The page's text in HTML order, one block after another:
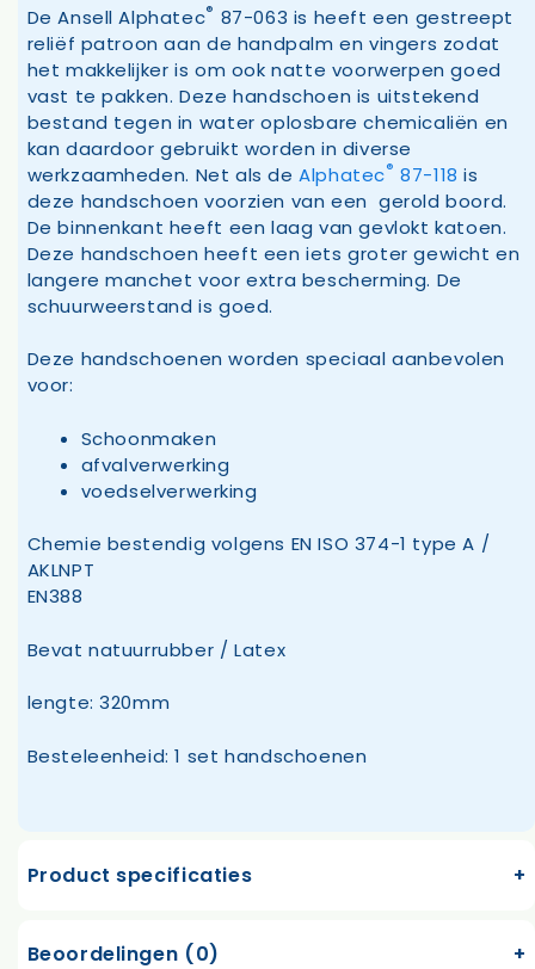
De Ansell Alphatec® 87-063 is heeft een gestreept
reliëf patroon aan de handpalm en vingers zodat
het makkelijker is om ook natte voorwerpen goed
vast te pakken. Deze handschoen is uitstekend
bestand tegen in water oplosbare chemicaliën en
kan daardoor gebruikt worden in diverse
werkzaamheden. Net als deAlphatec® 87-118 is
deze handschoen voorzien van een gerold boord.
De binnenkant heeft een laag van gevlokt katoen.
Deze handschoen heeft een iets groter gewicht en
langere manchet voor extra bescherming. De
schuurweerstand is goed.
Deze handschoenen worden speciaal aanbevolen
voor:
Schoonmaken
afvalverwerking
voedselverwerking
Chemie bestendig volgens EN ISO 374-1 type A /
AKLNPT
EN388
Bevat natuurrubber / Latex
lengte: 320mm
Besteleenheid: 1 set handschoenen
Product specificaties
Beoordelingen (0)